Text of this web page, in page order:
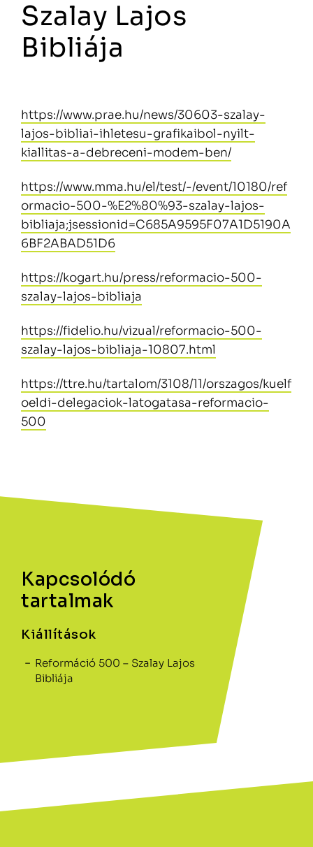
Kapcsolódó
tartalmak
Kiállítások
Reformáció 500 – Szalay Lajos
Bibliája
Szalay Lajos
Bibliája
https://www.prae.hu/news/30603-szalay-
lajos-bibliai-ihletesu-grafikaibol-nyilt-
kiallitas-a-debreceni-modem-ben/
https://www.mma.hu/el/test/-/event/10180/ref
ormacio-500-%E2%80%93-szalay-lajos-
bibliaja;jsessionid=C685A9595F07A1D5190A
6BF2ABAD51D6
https://kogart.hu/press/reformacio-500-
szalay-lajos-bibliaja
https://fidelio.hu/vizual/reformacio-500-
szalay-lajos-bibliaja-10807.html
https://ttre.hu/tartalom/3108/11/orszagos/kuelf
oeldi-delegaciok-latogatasa-reformacio-
500